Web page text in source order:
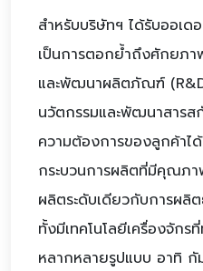
สำหรับบริษัทฯ ได้รับออเ
เป็นการตอกย้ำถึงศักยภ
และพัฒนาผลิตภัณฑ์
นวัตกรรมและพัฒนาสาร
ความต้องการของลูกค้าไ
กระบวนการผลิตที่มีคุณภ
ผลิตระดับเดียวกับการผลิ
ทั้งมีเทคโนโลยีเครื่องจัก
หลากหลายรูปแบบ อาทิ กั